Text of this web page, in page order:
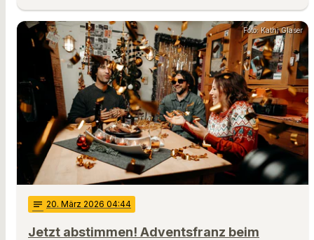
Foto: Kathi Glaser
notes 20. März 2026 04:44
Jetzt abstimmen! Adventsfranz beim